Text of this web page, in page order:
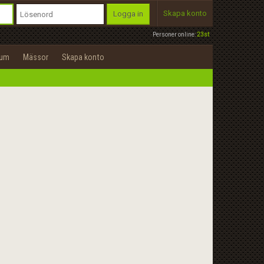
Personer online:23st
Logga in Skapa konto
Mässor Skapa konto